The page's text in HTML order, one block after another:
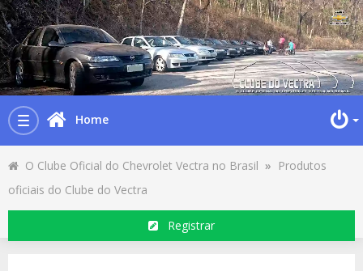
Toggle
navigation
Home
O Clube Oficial do Chevrolet Vectra no Brasil » Produtos
oficiais do Clube do Vectra
Registrar